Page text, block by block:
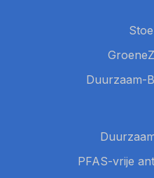
Duurzaam-
PFAS-vrije